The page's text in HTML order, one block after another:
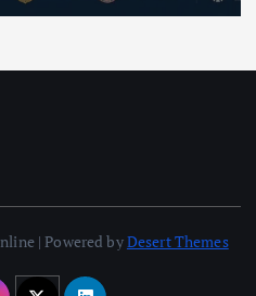
| Powered byDesert Themes